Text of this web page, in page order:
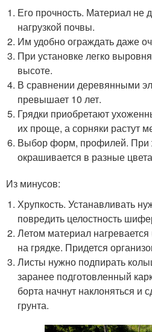
Его прочность. Материал не
нагрузкой почвы.
Им удобно ограждать даже
При установке легко
высоте.
В сравнении деревянными
превышает 10 лет.
Грядки приобретают
их проще, а сорняки растут
Выбор форм, профилей. При
окрашивается в разные
Из минусов:
Хрупкость. Устанавливать
повредить целостность
Летом материал
на грядке. Придется
Листы нужно подпирать
заранее подготовленный
борта начнут наклоняться и
грунта.